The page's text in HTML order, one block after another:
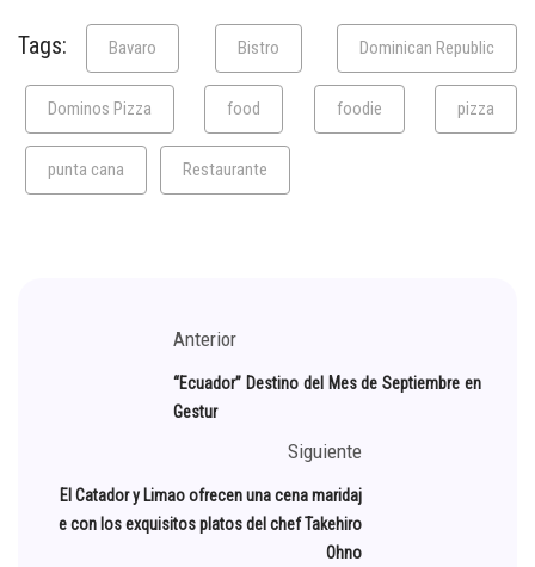
Tags: Bavaro Bistro Dominican Republic
Dominos Pizza food foodie pizza
punta cana Restaurante
Anterior
“Ecuador” Destino del Mes de Septiembre en
Gestur
Siguiente
El Catador y Limao ofrecen una cena maridaj
e con los exquisitos platos del chef Takehiro
Ohno